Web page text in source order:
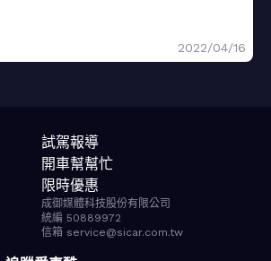
2022/04/16
試駕報導
開車幫幫忙
限時優惠
成御媒體科技股份有限公司
統編 50889972
信箱 service@sicar.com.tw